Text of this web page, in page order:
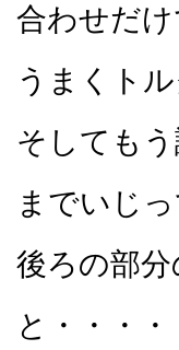
合わせだけ
うまくト
そしても
までいじ
後ろの部
と・・・・